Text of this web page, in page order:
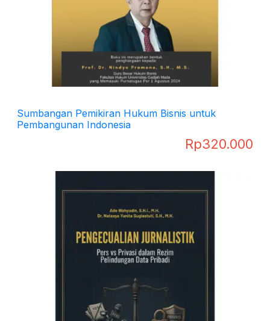
Sumbangan Pemikiran Hukum Bisnis untuk
Pembangunan Indonesia
Rp320.000